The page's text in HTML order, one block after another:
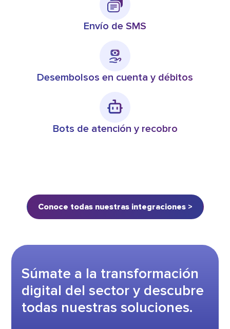
Envío de SMS
Desembolsos en cuenta y débitos
Bots de atención y recobro
Conoce todas nuestras integraciones >
Súmate a la transformación
digital del sector y descubre
todas nuestras soluciones.